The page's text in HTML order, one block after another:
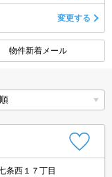
ら
変更する
物件新着メール
条西１７丁目